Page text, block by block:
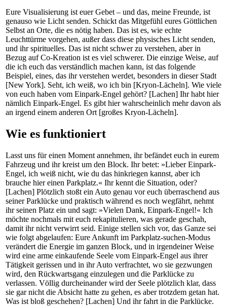
Eure Visualisierung ist euer Gebet – und das, meine Freunde, ist
genauso wie Licht senden. Schickt das Mitgefühl eures Göttlichen
Selbst an Orte, die es nötig haben. Das ist es, wie echte
Leuchttürme vorgehen, außer dass diese physisches Licht senden,
und ihr spirituelles. Das ist nicht schwer zu verstehen, aber in
Bezug auf Co-Kreation ist es viel schwerer. Die einzige Weise, auf
die ich euch das verständlich machen kann, ist das folgende
Beispiel, eines, das ihr verstehen werdet, besonders in dieser Stadt
[New York]. Seht, ich weiß, wo ich bin [Kryon-Lächeln]. Wie viele
von euch haben vom Einpark-Engel gehört? [Lachen] Ihr habt hier
nämlich Einpark-Engel. Es gibt hier wahrscheinlich mehr davon als
an irgend einem anderen Ort [großes Kryon-Lächeln].
Wie es funktioniert
Lasst uns für einen Moment annehmen, ihr befändet euch in eurem
Fahrzeug und ihr kreist um den Block. Ihr betet: »Lieber Einpark-
Engel, ich weiß nicht, wie du das hinkriegen kannst, aber ich
brauche hier einen Parkplatz.« Ihr kennt die Situation, oder?
[Lachen] Plötzlich stoßt ein Auto genau vor euch überraschend aus
seiner Parklücke und praktisch während es noch wegfährt, nehmt
ihr seinen Platz ein und sagt: »Vielen Dank, Einpark-Engel!« Ich
möchte nochmals mit euch rekapitulieren, was gerade geschah,
damit ihr nicht verwirrt seid. Einige stellen sich vor, das Ganze sei
wie folgt abgelaufen: Eure Ankunft im Parkplatz-suchen-Modus
verändert die Energie im ganzen Block, und in irgendeiner Weise
wird eine arme einkaufende Seele vom Einpark-Engel aus ihrer
Tätigkeit gerissen und in ihr Auto verfrachtet, wo sie gezwungen
wird, den Rückwartsgang einzulegen und die Parklücke zu
verlassen. Völlig durcheinander wird der Seele plötzlich klar, dass
sie gar nicht die Absicht hatte zu gehen, es aber trotzdem getan hat.
Was ist bloß geschehen? [Lachen] Und ihr fahrt in die Parklücke.